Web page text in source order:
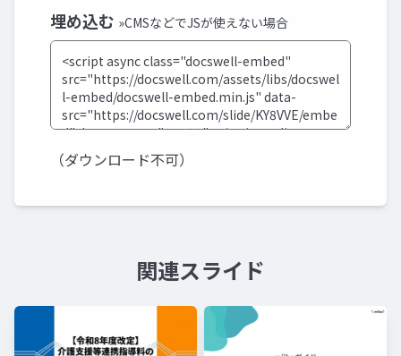
埋め込む »CMSなどでJSが使えない場合
（ダウンロード不可）
関連スライド